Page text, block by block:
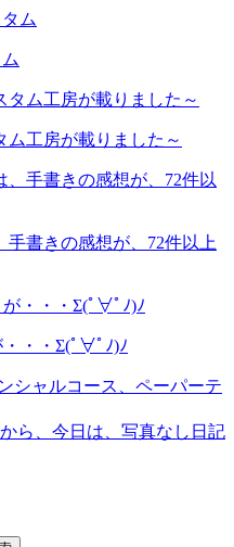
ム工房が載りました～
書きの感想が、72件以上
・・Σ(ﾟ∀ﾟﾉ)ﾉ
シャルコース、ペーパーテ
ら、今日は、写真なし日記